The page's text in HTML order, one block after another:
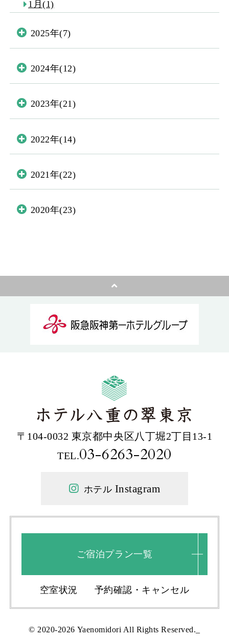
1月(1)
2025年(7)
2024年(12)
2023年(21)
2022年(14)
2021年(22)
2020年(23)
〒104-0032 東京都中央区八丁堀2丁目13-1
TEL.03-6263-2020
ホテル Instagram
ご宿泊プラン一覧
空室状況 予約確認・キャンセル
© 2020-2026 Yaenomidori All Rights Reserved._